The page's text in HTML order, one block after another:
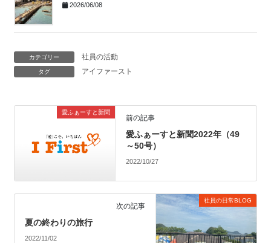
2026/06/08
カテゴリー 社員の活動
タグ アイファースト
愛ふぁーすと新聞
前の記事
愛ふぁーすと新聞2022年（49
～50号）
2022/10/27
社員の日常BLOG
次の記事
夏の終わりの旅行
2022/11/02